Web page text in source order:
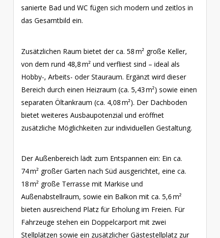
sanierte Bad und WC fügen sich modern und zeitlos in
das Gesamtbild ein.
Zusätzlichen Raum bietet der ca. 58 m² große Keller,
von dem rund 48,8 m² und verfliest sind – ideal als
Hobby-, Arbeits- oder Stauraum. Ergänzt wird dieser
Bereich durch einen Heizraum (ca. 5,43 m²) sowie einen
separaten Öltankraum (ca. 4,08 m²). Der Dachboden
bietet weiteres Ausbaupotenzial und eröffnet
zusätzliche Möglichkeiten zur individuellen Gestaltung.
Der Außenbereich lädt zum Entspannen ein: Ein ca.
74 m² großer Garten nach Süd ausgerichtet, eine ca.
18 m² große Terrasse mit Markise und
Außenabstellraum, sowie ein Balkon mit ca. 5,6 m²
bieten ausreichend Platz für Erholung im Freien. Für
Fahrzeuge stehen ein Doppelcarport mit zwei
Stellplätzen sowie ein zusätzlicher Gästestellplatz zur